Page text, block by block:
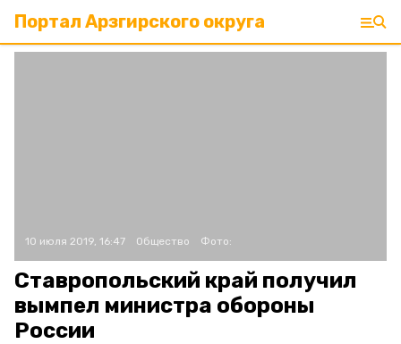
Портал Арзгирского округа
10 июля 2019, 16:47 Общество Фото:
Ставропольский край получил
вымпел министра обороны
России